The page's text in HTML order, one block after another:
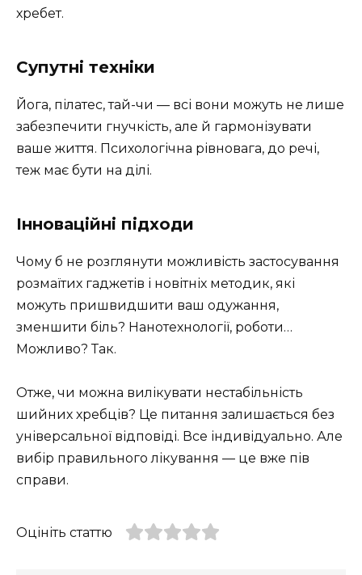
хребет.
Супутні техніки
Йога, пілатес, тай-чи — всі вони можуть не лише
забезпечити гнучкість, але й гармонізувати
ваше життя. Психологічна рівновага, до речі,
теж має бути на ділі.
Інноваційні підходи
Чому б не розглянути можливість застосування
розмаїтих гаджетів і новітніх методик, які
можуть пришвидшити ваш одужання,
зменшити біль? Нанотехнології, роботи…
Можливо? Так.
Отже, чи можна вилікувати нестабільність
шийних хребців? Це питання залишається без
універсальної відповіді. Все індивідуально. Але
вибір правильного лікування — це вже пів
справи.
Оцініть статтю